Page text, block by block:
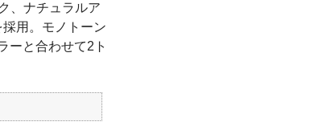
、ナチュラルア
用。モノトーン
ーと合わせて2ト